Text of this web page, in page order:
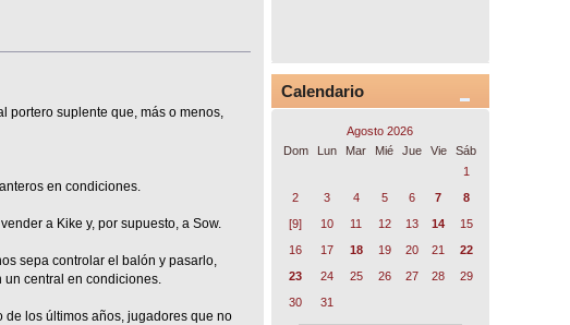
portero suplente que, más o menos,
en condiciones.
a Kike y, por supuesto, a Sow.
sepa controlar el balón y pasarlo,
central en condiciones.
de los últimos años, jugadores que no
Calendario
Agosto 2026
Dom
Lun Mar Mié Jue Vie
Sáb
1
2
3 4 5 6 7
8
[9]
10 11 12 13 14
15
16
17 18 19 20 21
22
23
24 25 26 27 28
29
30
31